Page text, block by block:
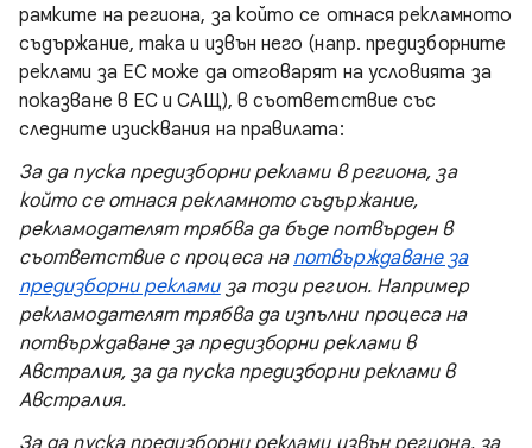
рамките на региона, за който се отнася рекламното
съдържание, така и извън него (напр. предизборните
реклами за ЕС може да отговарят на условията за
показване в ЕС и САЩ), в съответствие със
следните изисквания на правилата:
За да пуска предизборни реклами в региона, за
който се отнася рекламното съдържание,
рекламодателят трябва да бъде потвърден в
съответствие с процеса на потвърждаване за
предизборни реклами за този регион. Например
рекламодателят трябва да изпълни процеса на
потвърждаване за предизборни реклами в
Австралия, за да пуска предизборни реклами в
Австралия.
За да пуска предизборни реклами извън региона, за